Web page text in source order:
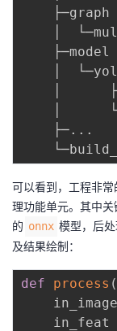
    ├─graph
│
│
│
    ├─
.. .
可以看到，工程非
理功能单元。其中
的 onnx 模型，后
及结果绘制：
def process (
    in_feat